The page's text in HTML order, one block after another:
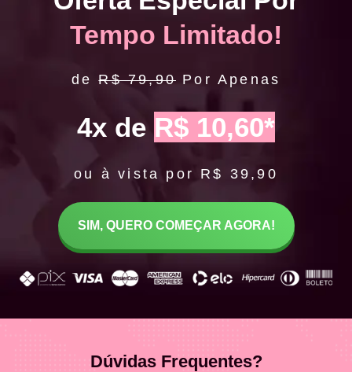
Tempo Limitado!
deR$ 79,90 Por Apenas
4x de R$ 10,60*
ou à vista por R$ 39,90
SIM, QUERO COMEÇAR AGORA!
Dúvidas Frequentes?